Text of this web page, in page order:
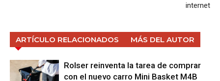
internet
ARTÍCULO RELACIONADOS MÁS DEL AUTOR
Rolser reinventa la tarea de comprar
con el nuevo carro Mini Basket M4B